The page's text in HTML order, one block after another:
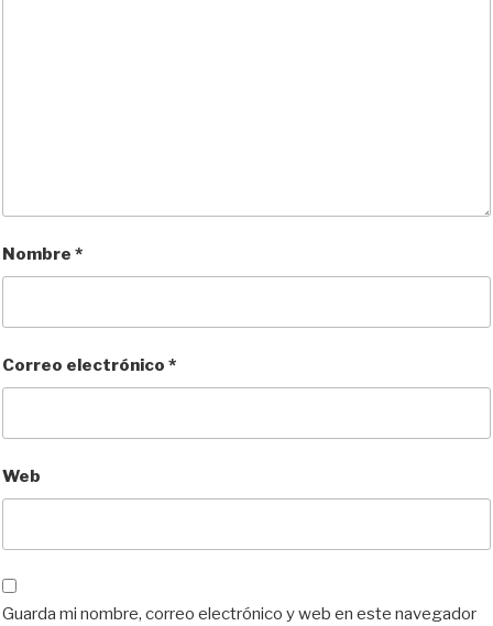
Nombre *
Correo electrónico *
Web
Guarda mi nombre, correo electrónico y web en este navegador